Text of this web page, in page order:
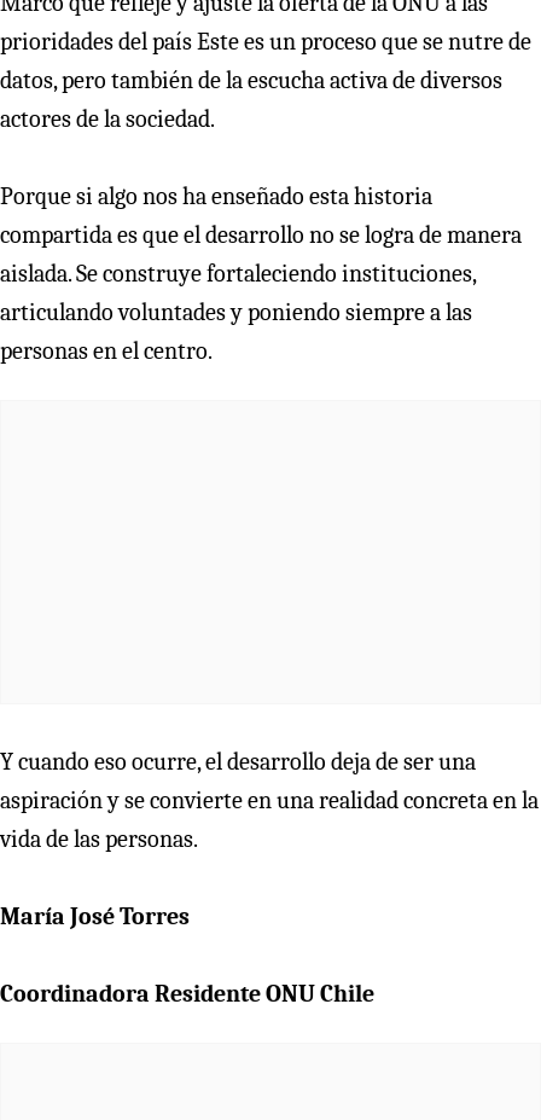
prioridades del país Este es un proceso que se nutre de
datos, pero también de la escucha activa de diversos
actores de la sociedad.
Porque si algo nos ha enseñado esta historia
compartida es que el desarrollo no se logra de manera
aislada. Se construye fortaleciendo instituciones,
articulando voluntades y poniendo siempre a las
personas en el centro.
Y cuando eso ocurre, el desarrollo deja de ser una
aspiración y se convierte en una realidad concreta en la
vida de las personas.
María José Torres
Coordinadora Residente ONU Chile